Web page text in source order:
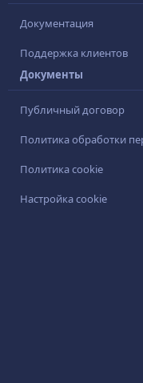
Документация
Поддержка клиентов
Документы
Публичный договор
Политика обработки
Политика cookie
Настройка cookie